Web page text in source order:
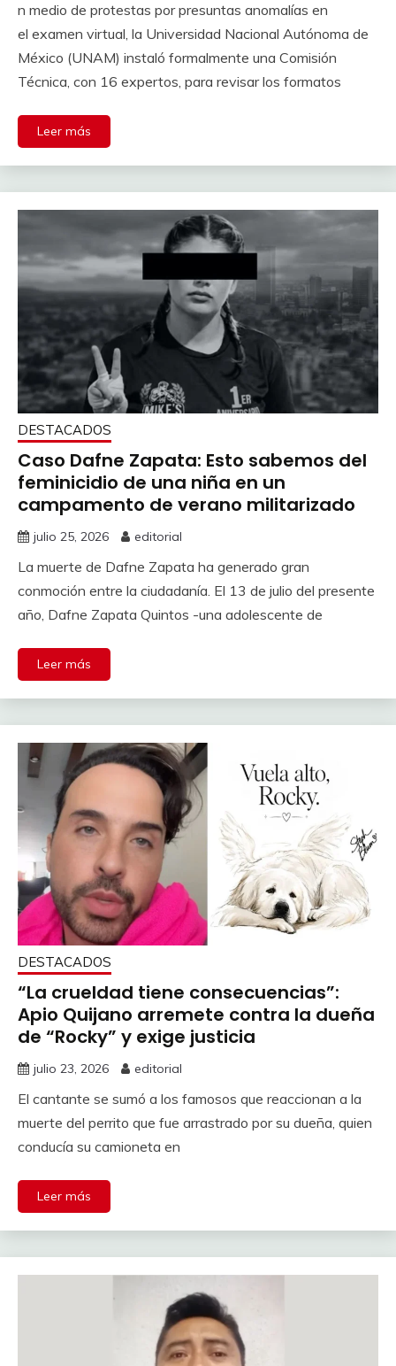
n medio de protestas por presuntas anomalías en
el examen virtual, la Universidad Nacional Autónoma de
México (UNAM) instaló formalmente una Comisión
Técnica, con 16 expertos, para revisar los formatos
Leer más
DESTACADOS
Caso Dafne Zapata: Esto sabemos del
feminicidio de una niña en un
campamento de verano militarizado
julio 25, 2026 editorial
La muerte de Dafne Zapata ha generado gran
conmoción entre la ciudadanía. El 13 de julio del presente
año, Dafne Zapata Quintos -una adolescente de
Leer más
DESTACADOS
“La crueldad tiene consecuencias”:
Apio Quijano arremete contra la dueña
de “Rocky” y exige justicia
julio 23, 2026 editorial
El cantante se sumó a los famosos que reaccionan a la
muerte del perrito que fue arrastrado por su dueña, quien
conducía su camioneta en
Leer más